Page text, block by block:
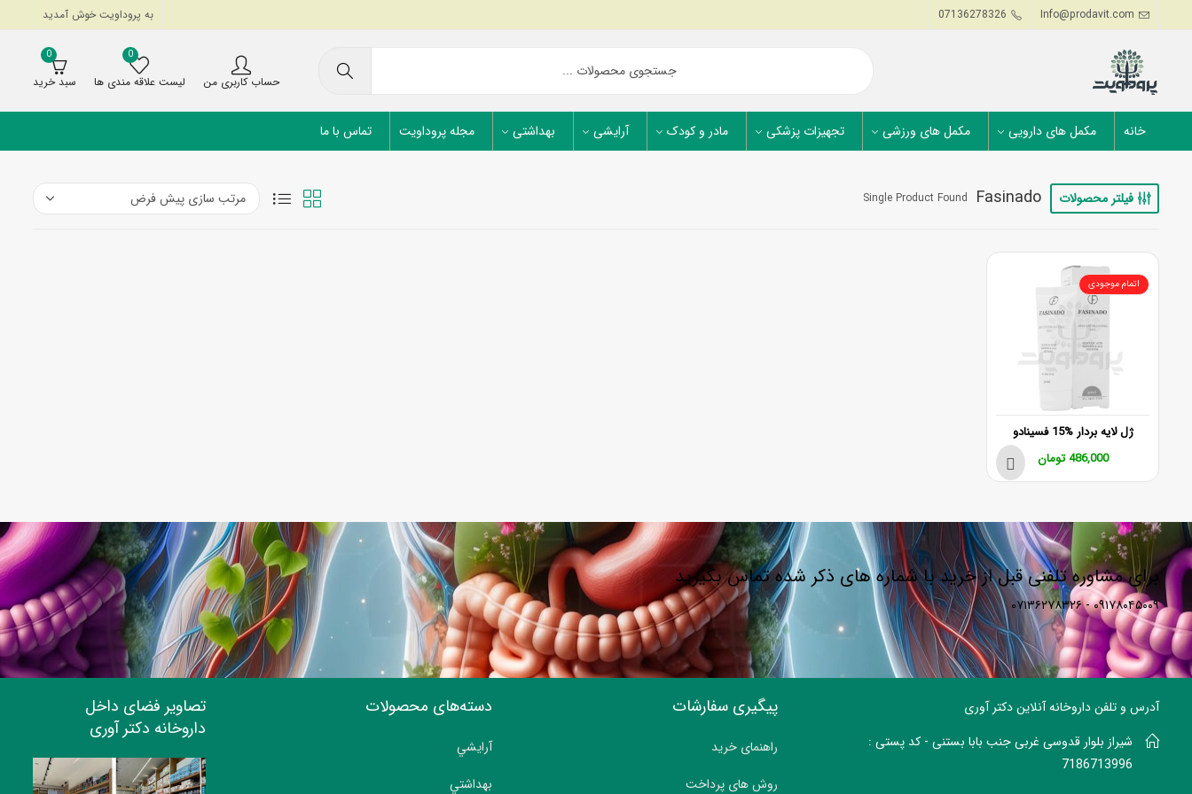
Info@prodavit.com
07136278326 به پروداویت خوش آمدید
حساب کاربری من
0
لیست علاقه مندی ها
0
سبد خرید
خانه مکمل های دارویی مکمل های ورزشی تجهیزات پزشکی مادر و کودک آرایشی بهداشتی مجله پروداویت تماس با ما
فیلتر محصولات Fasinado
Single Product Found
اتمام موجودی
ژل لایه بردار %15 فسینادو
486,000 تومان
برای مشاوره تلفنی قبل از خرید با شماره های ذکر شده تماس بگیرید
۰۹۱۷۸۰۴۵۰۰۹ - ۰۷۱۳۶۲۷۸۳۲۶
آدرس و تلفن داروخانه آنلاین دکتر آوری
شیراز بلوار قدوسی غربی جنب بابا بستنی - کد پستی :
7186713996
پیگیری سفارشات
راهنمای خرید
روش های پرداخت
دسته‌های محصولات
آرايشي
بهداشتي
تصاویر فضای داخل
داروخانه دکتر آوری